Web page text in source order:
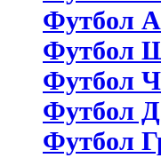
Футбол
Футбол
Футбол
Футбол
Футбол